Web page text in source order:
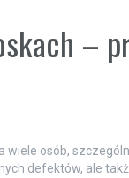
–
osób,
defektów, ale